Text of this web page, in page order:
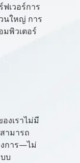
เวอร์การ
นใหญ่ การ
มพิวเตอร์
งเราไม่มี
ามารถ
การ—ไม่
บ